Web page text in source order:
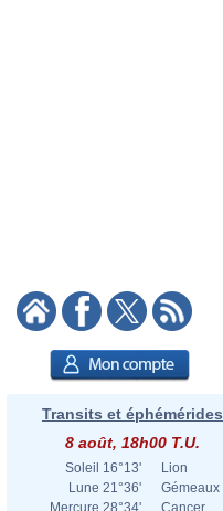
Transits et éphémérides
8 août, 18h00 T.U.
Soleil 16°13'
Lion
Lune 21°36'
Gémeaux
Mercure 28°34'
Cancer